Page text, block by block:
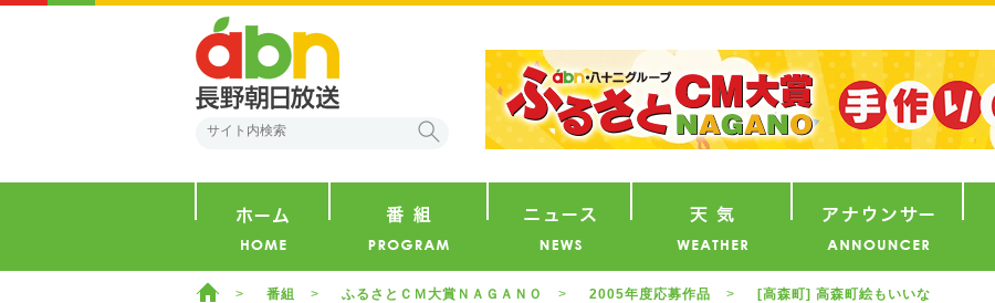
ホーム 番組 ふるさとＣＭ大賞ＮＡＧＡＮＯ 2005年度応募作品 [高森町] 高森町絵もいいな